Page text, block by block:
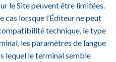
le Site peuvent être limitées.
lorsque l’Éditeur ne peut
technique, le type
les paramètres de langue
lequel le terminal semble